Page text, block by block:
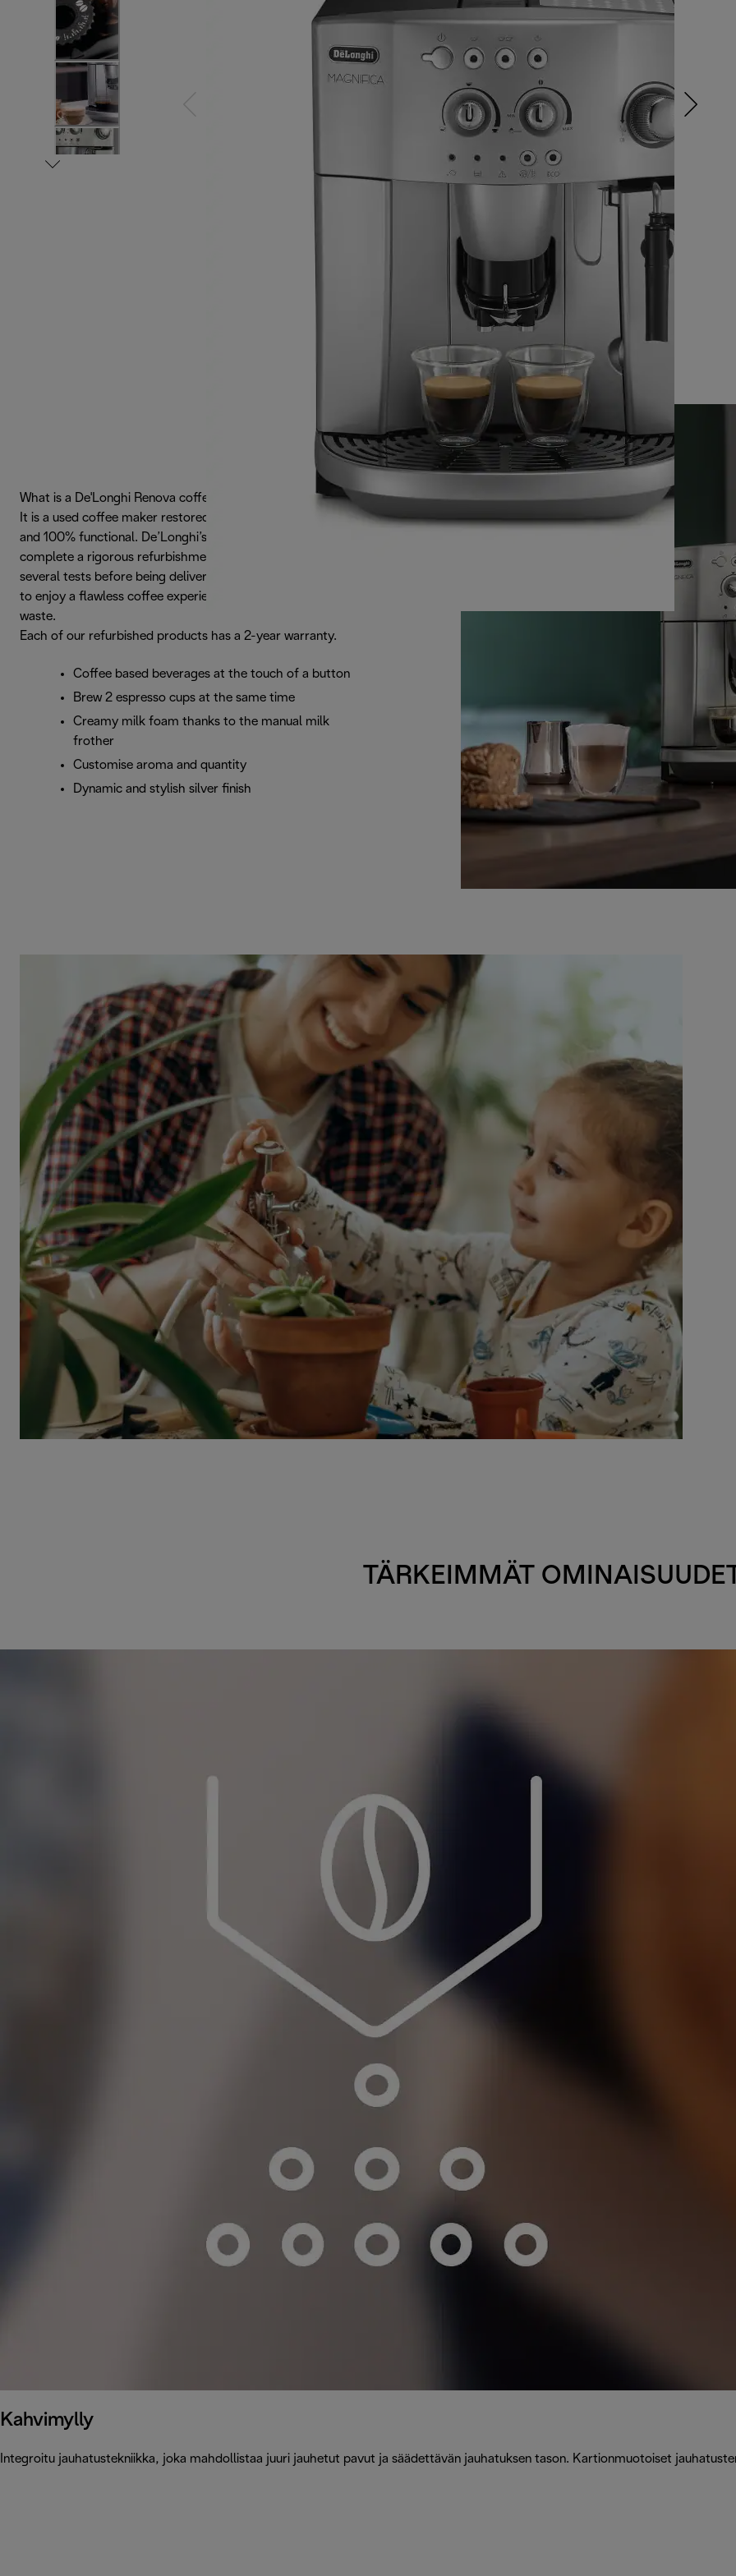
What is a De'Longhi Renova coffee maker?
It is a used coffee maker restored to like-new condition
and 100% functional. De’Longhi’s renewed products
complete a rigorous refurbishment process that includes
several tests before being delivered to you. The ideal way
to enjoy a flawless coffee experience, while reducing
waste.
Each of our refurbished products has a 2-year warranty.
Coffee based beverages at the touch of a button
Brew 2 espresso cups at the same time
Creamy milk foam thanks to the manual milk
frother
Customise aroma and quantity
Dynamic and stylish silver finish
TÄRKEIMMÄT
Kahvimylly
Integroitu jauhatustekniikka, joka mahdollistaa juuri jauhetut pavut ja säädettävän jauhatuksen tason. Kartionmuotoiset